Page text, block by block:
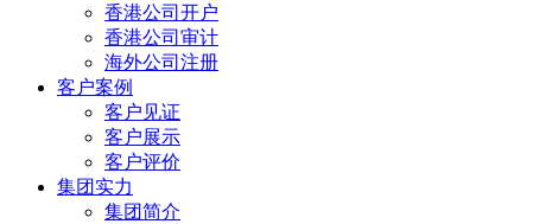
香港公司开户
香港公司审计
海外公司注册
客户案例
客户见证
客户展示
客户评价
集团实力
集团简介